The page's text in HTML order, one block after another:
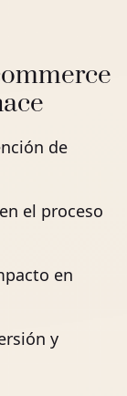
de
el proceso
en
y